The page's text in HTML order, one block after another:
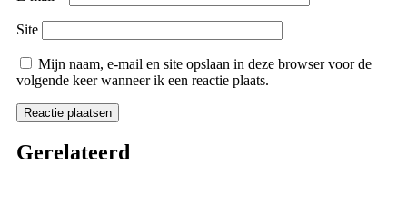
Site
Mijn naam, e-mail en site opslaan in deze browser voor de
volgende keer wanneer ik een reactie plaats.
Gerelateerd